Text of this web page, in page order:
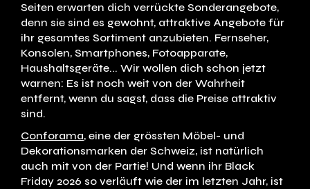
Seiten erwarten dich verrückte Sonderangebote,
denn sie sind es gewohnt, attraktive Angebote für
ihr gesamtes Sortiment anzubieten. Fernseher,
Konsolen, Smartphones, Fotoapparate,
Haushaltsgeräte... Wir wollen dich schon jetzt
warnen: Es ist noch weit von der Wahrheit
entfernt, wenn du sagst, dass die Preise attraktiv
sind.
Conforama, eine der grössten Möbel- und
Dekorationsmarken der Schweiz, ist natürlich
auch mit von der Partie! Und wenn ihr Black
Friday 2026 so verläuft wie der im letzten Jahr, ist